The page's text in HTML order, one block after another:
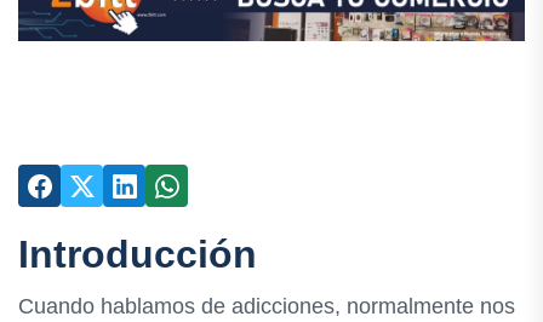
Introducción
Cuando hablamos de adicciones, normalmente nos